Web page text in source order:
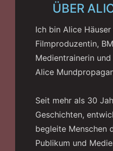
ÜBER
Ich bin Alice
Filmproduzentin,
Medientrainerin
Alice
Seit mehr als 30
Geschichten,
begleite Menschen
Publikum und